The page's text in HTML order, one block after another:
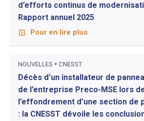
d’efforts continus de
Rapport annuel 2025
Pour en lire plus
NOUVELLES CNESST
Décès d’un installateur de
de l’entreprise Preco-MSE lors
l’effondrement d’une section de
: la CNESST dévoile les